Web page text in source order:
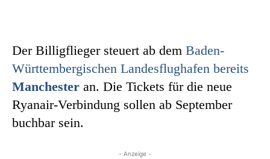
Der Billigflieger steuert ab dem Baden-
Württembergischen Landesflughafen bereits
Manchester an. Die Tickets für die neue
Ryanair-Verbindung sollen ab September
buchbar sein.
- Anzeige -